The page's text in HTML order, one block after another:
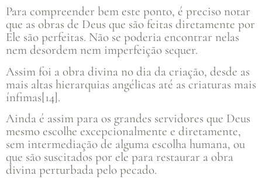
Para compreender bem este ponto, é preciso notar
que as obras de Deus que são feitas diretamente por
Ele são perfeitas. Não se poderia encontrar nelas
nem desordem nem imperfeição sequer.
Assim foi a obra divina no dia da criação, desde as
mais altas hierarquias angélicas até as criaturas mais
ínfimas[14].
Ainda é assim para os grandes servidores que Deus
mesmo escolhe excepcionalmente e diretamente,
sem intermediação de alguma escolha humana, ou
que são suscitados por ele para restaurar a obra
divina perturbada pelo pecado.